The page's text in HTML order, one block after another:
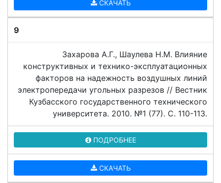
СКАЧАТЬ
9
Захарова А.Г., Шаулева Н.М. Влияние
конструктивных и технико-эксплуатационных
факторов на надежность воздушных линий
электропередачи угольных разрезов // Вестник
Кузбасского государственного технического
университета. 2010. №1 (77). C. 110-113.
ПОДРОБНЕЕ
СКАЧАТЬ